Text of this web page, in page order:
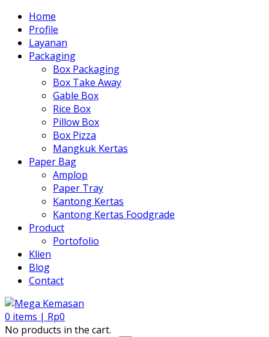
Home
Profile
Layanan
Packaging
Box Packaging
Box Take Away
Gable Box
Rice Box
Pillow Box
Box Pizza
Mangkuk Kertas
Paper Bag
Amplop
Paper Tray
Kantong Kertas
Kantong Kertas Foodgrade
Product
Portofolio
Klien
Blog
Contact
0 items | Rp0
No products in the cart.